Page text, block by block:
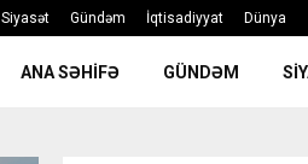
Siyasət Gündəm İqtisadiyyat Dünya
ANA SƏHIFƏ GÜNDƏM